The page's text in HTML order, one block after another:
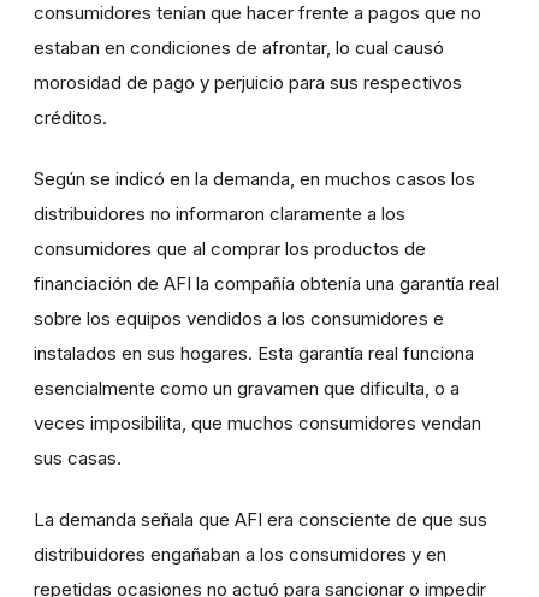
consumidores tenían que hacer frente a pagos que no
estaban en condiciones de afrontar, lo cual causó
morosidad de pago y perjuicio para sus respectivos
créditos.
Según se indicó en la demanda, en muchos casos los
distribuidores no informaron claramente a los
consumidores que al comprar los productos de
financiación de AFI la compañía obtenía una garantía real
sobre los equipos vendidos a los consumidores e
instalados en sus hogares. Esta garantía real funciona
esencialmente como un gravamen que dificulta, o a
veces imposibilita, que muchos consumidores vendan
sus casas.
La demanda señala que AFI era consciente de que sus
distribuidores engañaban a los consumidores y en
repetidas ocasiones no actuó para sancionar o impedir